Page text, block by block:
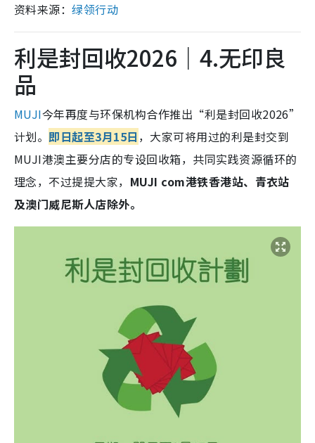
资料来源：绿领行动
利是封回收2026｜4.无印良
品
MUJI今年再度与环保机构合作推出“利是封回收2026”
计划。即日起至3月15日 ，大家可将用过的利是封交到
MUJI港澳主要分店的专设回收箱，共同实践资源循环的
理念，不过提提大家， MUJI com港铁香港站、青衣站
及澳门威尼斯人店除外。